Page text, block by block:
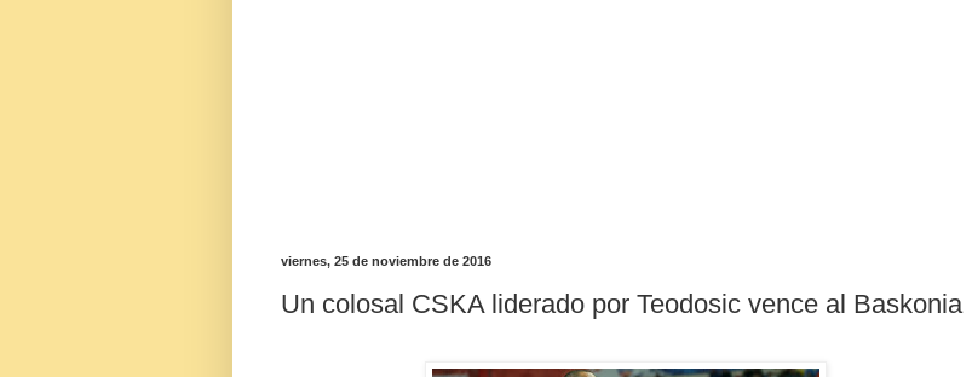
viernes, 25 de noviembre de 2016
Un colosal CSKA liderado por Teodosic vence al Baskonia